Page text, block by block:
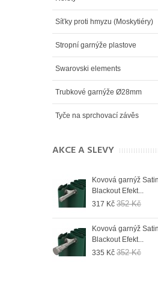
Síťky proti hmyzu (Moskytiéry)
Stropní garnýže plastove
Swarovski elements
Trubkové garnýže Ø28mm
Tyče na sprchovací závěs
AKCE A SLEVY
Kovová garnýž
Blackout Efekt...
317 Kč 352 Kč
Kovová garnýž
Blackout Efekt...
335 Kč 352 Kč